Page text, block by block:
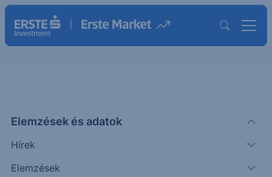
Elemzések és adatok
Hírek
Elemzések
USDHRK(FX)
ISIN: USDHRK